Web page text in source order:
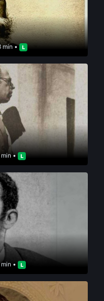
min •
min •
•